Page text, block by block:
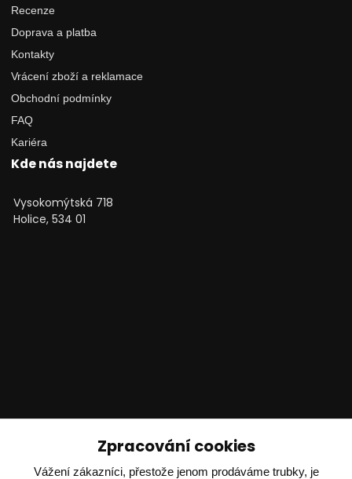
Recenze
Doprava a platba
Kontakty
Vrácení zboží a reklamace
Obchodní podmínky
FAQ
Kariéra
Kde nás najdete
Vysokomýtská 718
Holice, 534 01
Ing. Adam Dvořák
Zpracování cookies
Vážení zákazníci, přestože jenom prodáváme trubky, je